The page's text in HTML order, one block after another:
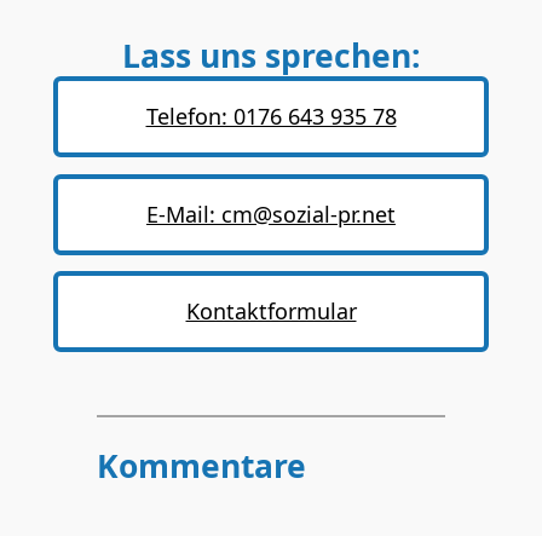
Lass uns sprechen:
Telefon: 0176 643 935 78
E-Mail: cm@sozial-pr.net
Kontaktformular
Kommentare